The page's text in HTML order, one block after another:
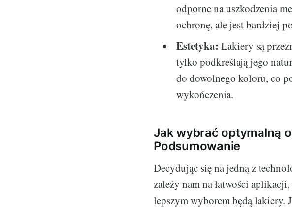
odporne na uszkodzenia
ochronę, ale jest bardziej
Estetyka: Lakiery są
tylko podkreślają jego
do dowolnego koloru, co
wykończenia.
Jak wybrać optymalną
Podsumowanie
Decydując się na jedną z
zależy nam na łatwości
lepszym wyborem będą lakiery.